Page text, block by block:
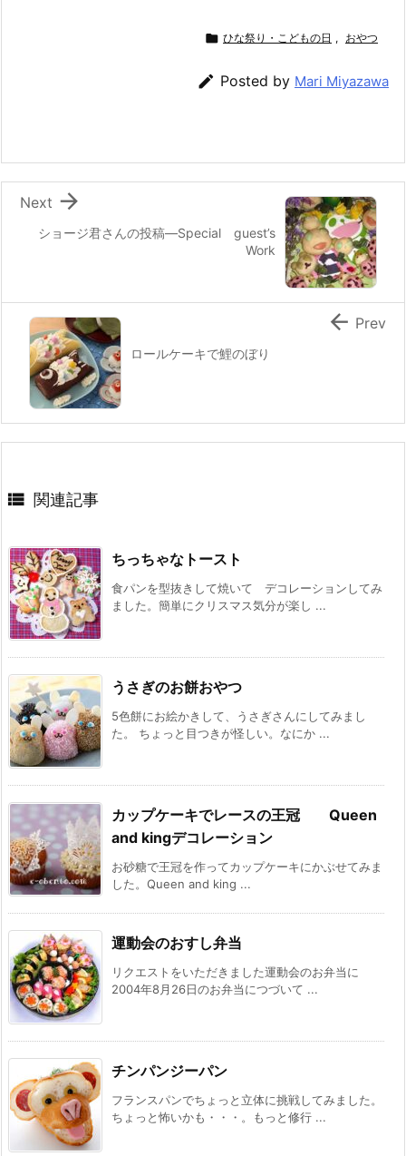
o
k
a
ai
l
 ひな祭り・こどもの日 , おやつ
 Posted by Mari Miyazawa
ショージ君さんの投稿—Special guest’s
Work

Next
ロールケーキで鯉のぼり
 Prev
 関連記事
ちっちゃなトースト
食パンを型抜きして焼いて デコレーションしてみ
ました。簡単にクリスマス気分が楽し ...
うさぎのお餅おやつ
5色餅にお絵かきして、うさぎさんにしてみまし
た。 ちょっと目つきが怪しい。なにか ...
カップケーキでレースの王冠 Queen
and kingデコレーション
お砂糖で王冠を作ってカップケーキにかぶせてみま
した。Queen and king ...
運動会のおすし弁当
リクエストをいただきました運動会のお弁当に
2004年8月26日のお弁当につづいて ...
チンパンジーパン
フランスパンでちょっと立体に挑戦してみました。
ちょっと怖いかも・・・。もっと修行 ...